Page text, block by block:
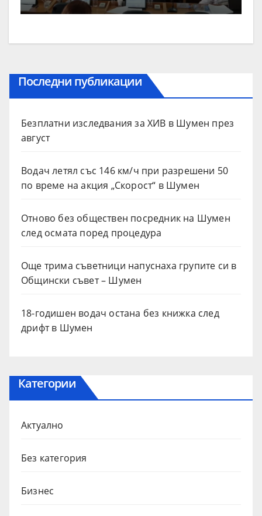
Последни публикации
Безплатни изследвания за ХИВ в Шумен през
август
Водач летял със 146 км/ч при разрешени 50
по време на акция „Скорост“ в Шумен
Отново без обществен посредник на Шумен
след осмата поред процедура
Още трима съветници напуснаха групите си в
Общински съвет – Шумен
18-годишен водач остана без книжка след
дрифт в Шумен
Категории
Актуално
Без категория
Бизнес